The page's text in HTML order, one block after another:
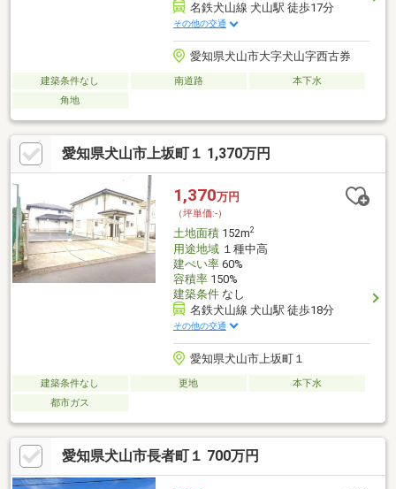
名鉄犬山線 犬山駅 徒歩17分
その他の交通
愛知県犬山市大字犬山字西古券
建築条件なし 南道路
本下水
角地
愛知県犬山市上坂町１ 1,370万円
1,370万円
（坪単価:-）
土地面積152m2
用途地域１種中高
建ぺい率60%
容積率150%
建築条件なし
名鉄犬山線 犬山駅 徒歩18分
その他の交通
愛知県犬山市上坂町１
建築条件なし 更地
本下水
都市ガス
愛知県犬山市長者町１ 700万円